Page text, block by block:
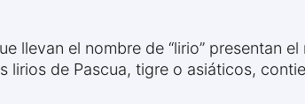
llevan el nombre de “lirio” presentan
lirios de Pascua, tigre o asiáticos,